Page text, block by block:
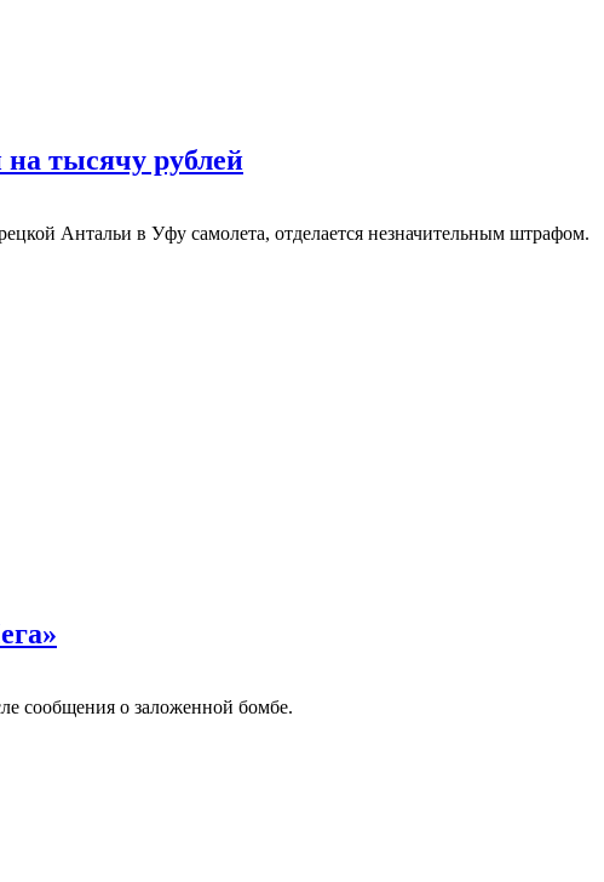
тысячу рублей
Антальи в Уфу самолета, отделается незначительным штрафом.
сообщения о заложенной бомбе.